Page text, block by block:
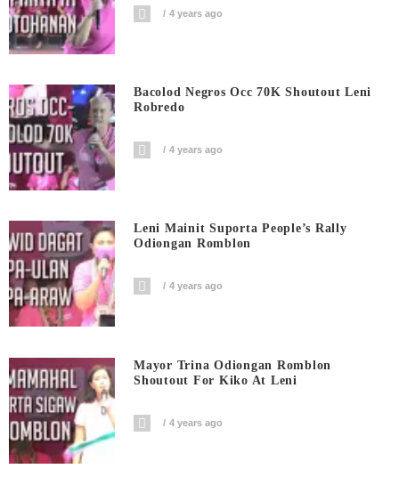
4 years ago
Bacolod Negros Occ 70K Shoutout Leni
Robredo
4 years ago
Leni Mainit Suporta People’s Rally
Odiongan Romblon
4 years ago
Mayor Trina Odiongan Romblon
Shoutout For Kiko At Leni
4 years ago